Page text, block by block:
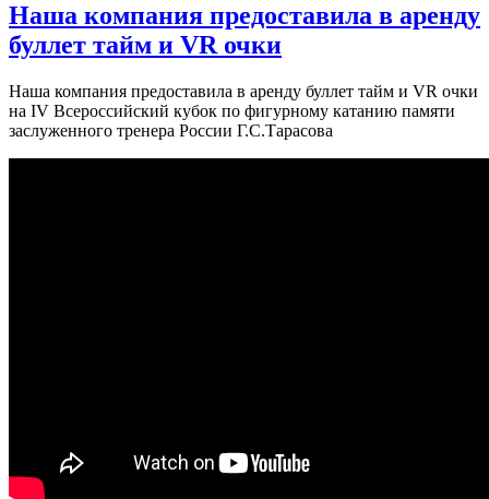
Наша компания предоставила в аренду
буллет тайм и VR очки
Наша компания предоставила в аренду буллет тайм и VR очки
на IV Всероссийский кубок по фигурному катанию памяти
заслуженного тренера России Г.С.Тарасова